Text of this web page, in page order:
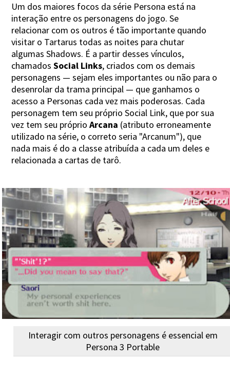
Um dos maiores focos da série Persona está na
interação entre os personagens do jogo. Se
relacionar com os outros é tão importante quando
visitar o Tartarus todas as noites para chutar
algumas Shadows. É a partir desses vínculos,
chamados Social Links, criados com os demais
personagens — sejam eles importantes ou não para o
desenrolar da trama principal — que ganhamos o
acesso a Personas cada vez mais poderosas. Cada
personagem tem seu próprio Social Link, que por sua
vez tem seu próprioArcana (atributo erroneamente
utilizado na série, o correto seria "Arcanum"), que
nada mais é do a classe atribuída a cada um deles e
relacionada a cartas de tarô.
Interagir com outros personagens é essencial em
Persona 3 Portable